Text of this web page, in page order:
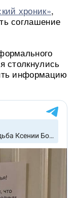
хроник»,
соглашение
столкнулись
информацию